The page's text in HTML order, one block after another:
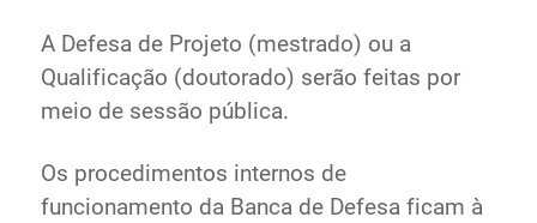
A Defesa de Projeto (mestrado) ou a
Qualificação (doutorado) serão feitas por
meio de sessão pública.
Os procedimentos internos de
funcionamento da Banca de Defesa ficam à